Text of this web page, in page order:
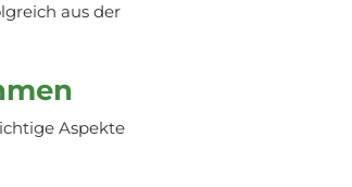
aus der
Aspekte